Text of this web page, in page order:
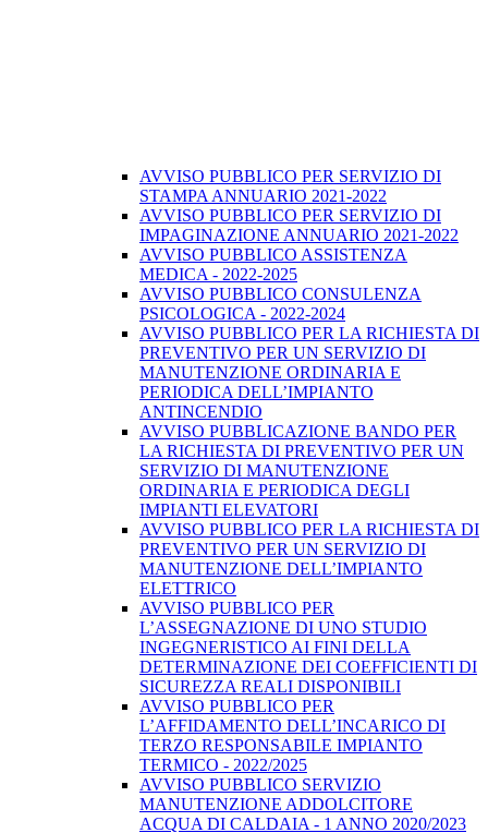
AVVISO PUBBLICO PER SERVIZIO DI
STAMPA ANNUARIO 2021-2022
AVVISO PUBBLICO PER SERVIZIO DI
IMPAGINAZIONE ANNUARIO 2021-2022
AVVISO PUBBLICO ASSISTENZA
MEDICA - 2022-2025
AVVISO PUBBLICO CONSULENZA
PSICOLOGICA - 2022-2024
AVVISO PUBBLICO PER LA RICHIESTA DI
PREVENTIVO PER UN SERVIZIO DI
MANUTENZIONE ORDINARIA E
PERIODICA DELL’IMPIANTO
ANTINCENDIO
AVVISO PUBBLICAZIONE BANDO PER
LA RICHIESTA DI PREVENTIVO PER UN
SERVIZIO DI MANUTENZIONE
ORDINARIA E PERIODICA DEGLI
IMPIANTI ELEVATORI
AVVISO PUBBLICO PER LA RICHIESTA DI
PREVENTIVO PER UN SERVIZIO DI
MANUTENZIONE DELL’IMPIANTO
ELETTRICO
AVVISO PUBBLICO PER
L’ASSEGNAZIONE DI UNO STUDIO
INGEGNERISTICO AI FINI DELLA
DETERMINAZIONE DEI COEFFICIENTI DI
SICUREZZA REALI DISPONIBILI
AVVISO PUBBLICO PER
L’AFFIDAMENTO DELL’INCARICO DI
TERZO RESPONSABILE IMPIANTO
TERMICO - 2022/2025
AVVISO PUBBLICO SERVIZIO
MANUTENZIONE ADDOLCITORE
ACQUA DI CALDAIA - 1 ANNO 2020/2023